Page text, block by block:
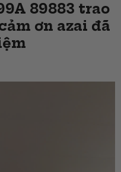
89883 trao
ơn azai đã